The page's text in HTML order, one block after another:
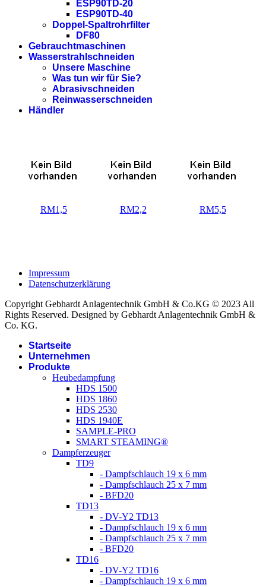
ESP90TD-20
ESP90TD-40
Doppel-Spaltrohrfilter
DF80
Gebrauchtmaschinen
Wasserstrahlschneiden
Unsere Maschine
Was tun wir für Sie?
Abrasivschneiden
Reinwasserschneiden
Händler
RM1,5 RM2,2 RM5,5
Impressum
Datenschutzerklärung
Copyright Gebhardt Anlagentechnik GmbH & Co.KG © 2023 All
Rights Reserved. Designed by Gebhardt Anlagentechnik GmbH &
Co. KG.
Startseite
Unternehmen
Produkte
Heubedampfung
HDS 1500
HDS 1860
HDS 2530
HDS 1940E
SAMPLE-PRO
SMART STEAMING®
Dampferzeuger
TD9
- Dampfschlauch 19 x 6 mm
- Dampfschlauch 25 x 7 mm
- BFD20
TD13
- DV-Y2 TD13
- Dampfschlauch 19 x 6 mm
- Dampfschlauch 25 x 7 mm
- BFD20
TD16
- DV-Y2 TD16
- Dampfschlauch 19 x 6 mm